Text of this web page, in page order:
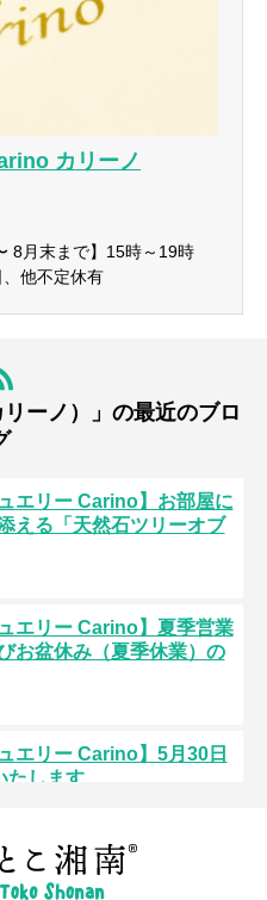
カリーノ
8月末まで】15時～19時
他不定休有
ーノ）」の最近のブロ
エリー Carino】お部屋に
える「天然石ツリーオブ
エリー Carino】夏季営業
お盆休み（夏季休業）の
エリー Carino】5月30日
たします
エリー Carino】5月8日
たします